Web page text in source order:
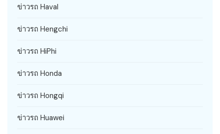
ข่าวรถ Haval
ข่าวรถ Hengchi
ข่าวรถ HiPhi
ข่าวรถ Honda
ข่าวรถ Hongqi
ข่าวรถ Huawei